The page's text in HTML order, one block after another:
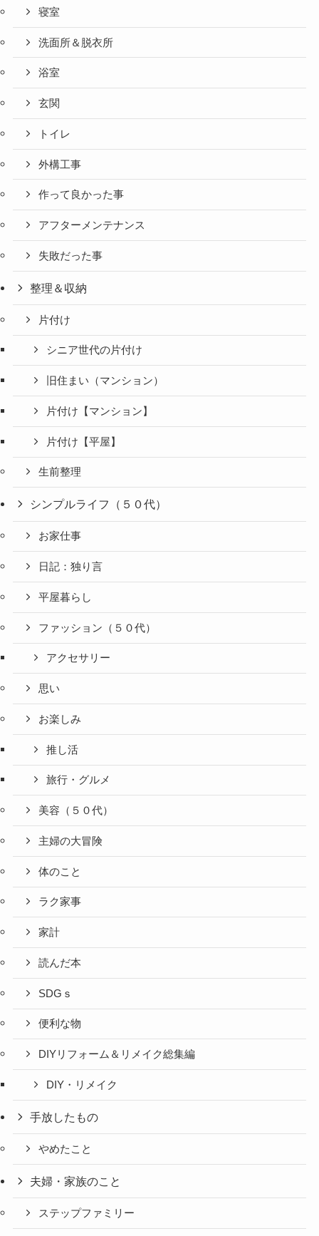
寝室
洗面所＆脱衣所
浴室
玄関
トイレ
外構工事
作って良かった事
アフターメンテナンス
失敗だった事
整理＆収納
片付け
シニア世代の片付け
旧住まい（マンション）
片付け【マンション】
片付け【平屋】
生前整理
シンプルライフ（５０代）
お家仕事
日記：独り言
平屋暮らし
ファッション（５０代）
アクセサリー
思い
お楽しみ
推し活
旅行・グルメ
美容（５０代）
主婦の大冒険
体のこと
ラク家事
家計
読んだ本
SDGｓ
便利な物
DIYリフォーム＆リメイク総集編
DIY・リメイク
手放したもの
やめたこと
夫婦・家族のこと
ステップファミリー